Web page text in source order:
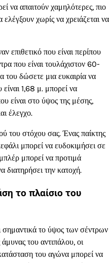
να απαιτούν χαμηλότερες, πιο
χωρίς να χρειάζεται να
επιθετικό που είναι περίπου
που είναι τουλάχιστον 60-
του δώσετε μια ευκαιρία να
είναι 1,68 μ. μπορεί να
είναι στο ύψος της μέσης,
έλεγχο.
του στόχου σας. Ένας παίκτης
μπορεί να ευδοκιμήσει σε
μπορεί να προτιμά
διατηρήσει την κατοχή.
το πλαίσιο του
σημαντικά το ύψος των σέντρων
του αντιπάλου, οι
του αγώνα μπορεί να